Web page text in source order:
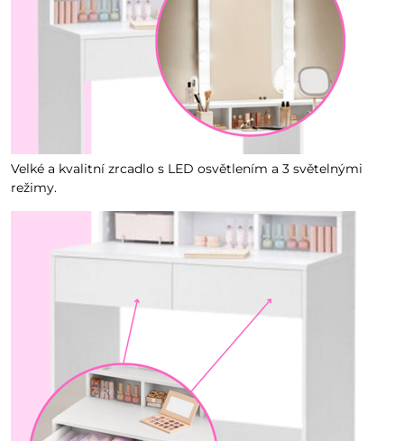
Velké a kvalitní zrcadlo s LED osvětlením a 3 světelnými
režimy.